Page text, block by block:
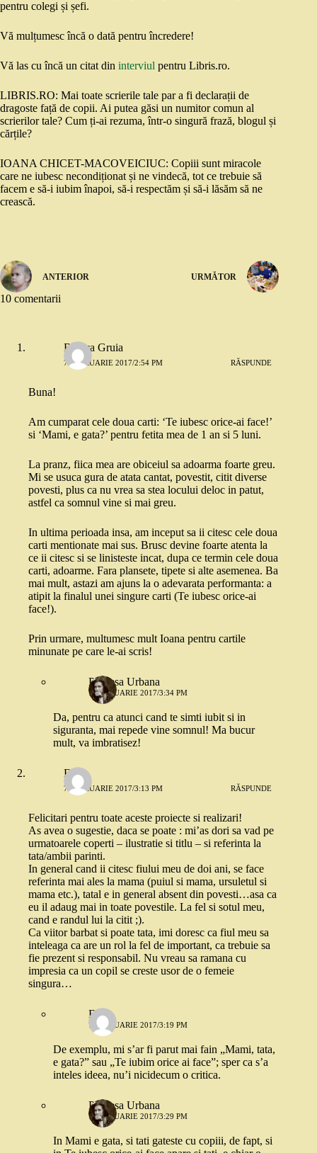
pentru colegi și șefi.
Vă mulțumesc încă o dată pentru încredere!
Vă las cu încă un citat din interviul pentru Libris.ro.
LIBRIS.RO: Mai toate scrierile tale par a fi declarații de
dragoste față de copii. Ai putea găsi un numitor comun al
scrierilor tale? Cum ți-ai rezuma, într-o singură frază, blogul și
cărțile?
IOANA CHICET-MACOVEICIUC: Copiii sunt miracole
care ne iubesc necondiționat și ne vindecă, tot ce trebuie să
facem e să-i iubim înapoi, să-i respectăm și să-i lăsăm să ne
crească.
ANTERIOR URMĂTOR
10 comentarii
Bianca Gruia
7 FEBRUARIE 2017/2:54 PM RĂSPUNDE
Buna!
Am cumparat cele doua carti: ‘Te iubesc orice-ai face!’
si ‘Mami, e gata?’ pentru fetita mea de 1 an si 5 luni.
La pranz, fiica mea are obiceiul sa adoarma foarte greu.
Mi se usuca gura de atata cantat, povestit, citit diverse
povesti, plus ca nu vrea sa stea locului deloc in patut,
astfel ca somnul vine si mai greu.
In ultima perioada insa, am inceput sa ii citesc cele doua
carti mentionate mai sus. Brusc devine foarte atenta la
ce ii citesc si se linisteste incat, dupa ce termin cele doua
carti, adoarme. Fara plansete, tipete si alte asemenea. Ba
mai mult, astazi am ajuns la o adevarata performanta: a
atipit la finalul unei singure carti (Te iubesc orice-ai
face!).
Prin urmare, multumesc mult Ioana pentru cartile
minunate pe care le-ai scris!
Printesa Urbana
7 FEBRUARIE 2017/3:34 PM
Da, pentru ca atunci cand te simti iubit si in
siguranta, mai repede vine somnul! Ma bucur
mult, va imbratisez!
Elsa
7 FEBRUARIE 2017/3:13 PM RĂSPUNDE
Felicitari pentru toate aceste proiecte si realizari!
As avea o sugestie, daca se poate : mi’as dori sa vad pe
urmatoarele coperti – ilustratie si titlu – si referinta la
tata/ambii parinti.
In general cand ii citesc fiului meu de doi ani, se face
referinta mai ales la mama (puiul si mama, ursuletul si
mama etc.), tatal e in general absent din povesti…asa ca
eu il adaug mai in toate povestile. La fel si sotul meu,
cand e randul lui la citit ;).
Ca viitor barbat si poate tata, imi doresc ca fiul meu sa
inteleaga ca are un rol la fel de important, ca trebuie sa
fie prezent si responsabil. Nu vreau sa ramana cu
impresia ca un copil se creste usor de o femeie
singura…
Elsa
7 FEBRUARIE 2017/3:19 PM
De exemplu, mi s’ar fi parut mai fain „Mami, tata,
e gata?” sau „Te iubim orice ai face”; sper ca s’a
inteles ideea, nu’i nicidecum o critica.
Printesa Urbana
7 FEBRUARIE 2017/3:29 PM
In Mami e gata, si tati gateste cu copiii, de fapt, si